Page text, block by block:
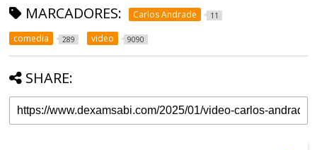
MARCADORES: Carlos Andrade 11
comedia 289 video 9090
SHARE: